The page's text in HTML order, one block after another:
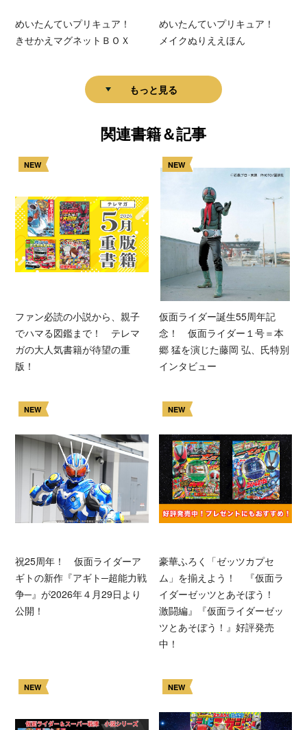
めいたんていプリキュア！
きせかえマグネットＢＯＸ
めいたんていプリキュア！
メイクぬりええほん
もっと見る
関連書籍＆記事
NEW
ファン必読の小説から、親子
でハマる図鑑まで！ テレマ
ガの大人気書籍が待望の重
版！
NEW
仮面ライダー誕生55周年記
念！ 仮面ライダー１号＝本
郷 猛を演じた藤岡 弘、氏特別
インタビュー
NEW
祝25周年！ 仮面ライダーア
ギトの新作『アギト─超能力戦
争─』が2026年４月29日より
公開！
NEW
豪華ふろく「ゼッツカプセ
ム」を揃えよう！ 『仮面ラ
イダーゼッツとあそぼう！
激闘編』『仮面ライダーゼッ
ツとあそぼう！』好評発売
中！
NEW NEW